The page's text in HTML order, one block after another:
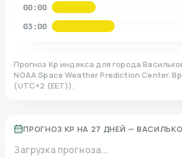
00:00
03:00
Прогноз Kp индекса для города
NOAA Space Weather Prediction Center.
(UTC+2 (EET)).
ПРОГНОЗ KP НА 27 ДНЕЙ —
Загрузка прогноза...